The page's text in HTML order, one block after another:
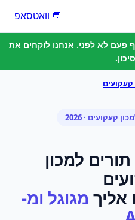
💬 וואטסאפ
לא לפני. אנחנו לוקחים את
קעקועים
מכון קעקועים · 2026
למכון
אליך מגוגל ומ-